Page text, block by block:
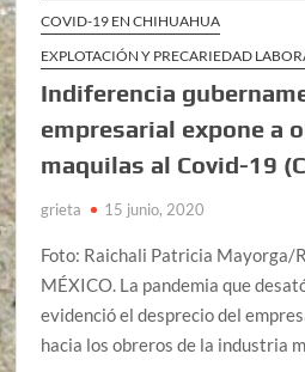
COVID-19 EN CHIHUAHUA
EXPLOTACIÓN Y PRECARIEDAD
Indiferencia
empresarial expone a
maquilas al Covid-19
grieta 15 junio, 2020
Foto: Raichali Patricia Mayorga/
MÉXICO. La pandemia que
evidenció el desprecio del
hacia los obreros de la industria